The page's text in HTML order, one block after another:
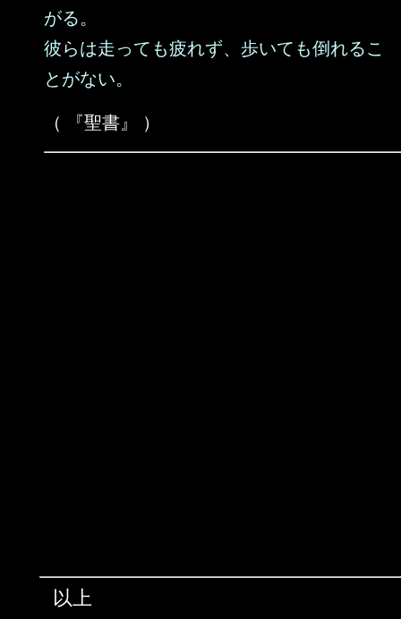
がる。
彼らは走っても疲れず、歩いても倒れるこ
とがない。
（ 『聖書』 ）
以上